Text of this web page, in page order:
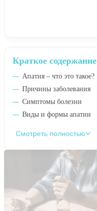
Краткое содержание
Апатия – что это такое?
Причины заболевания
Симптомы болезни
Виды и формы апатии
Смотреть полностью